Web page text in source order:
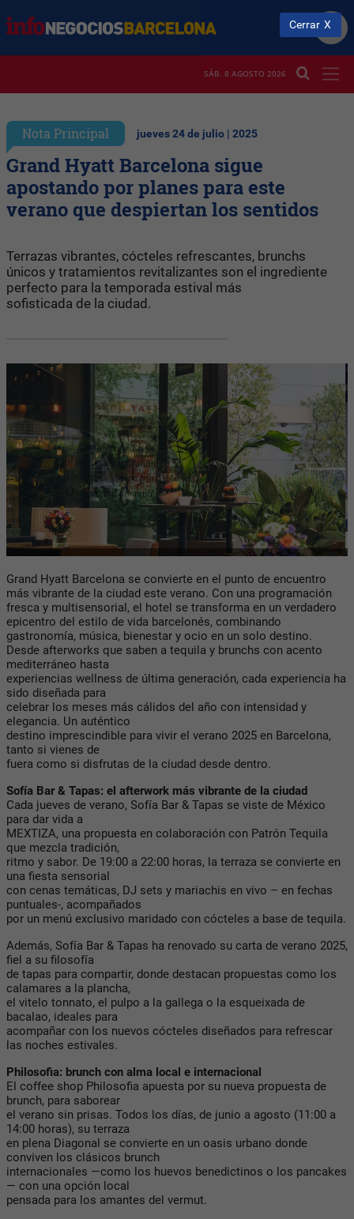
SÁB. 8 AGOSTO 2026
Nota Principal jueves 24 de julio | 2025
Grand Hyatt Barcelona sigue
apostando por planes para este
verano que despiertan los sentidos
Terrazas vibrantes, cócteles refrescantes, brunchs
únicos y tratamientos revitalizantes son el ingrediente
perfecto para la temporada estival más
sofisticada de la ciudad.
Grand Hyatt Barcelona se convierte en el punto de encuentro
más vibrante de la ciudad este verano. Con una programación
fresca y multisensorial, el hotel se transforma en un verdadero
epicentro del estilo de vida barcelonés, combinando
gastronomía, música, bienestar y ocio en un solo destino.
Desde afterworks que saben a tequila y brunchs con acento
mediterráneo hasta
experiencias wellness de última generación, cada experiencia ha
sido diseñada para
celebrar los meses más cálidos del año con intensidad y
elegancia. Un auténtico
destino imprescindible para vivir el verano 2025 en Barcelona,
tanto si vienes de
fuera como si disfrutas de la ciudad desde dentro.
Sofía Bar & Tapas: el afterwork más vibrante de la ciudad
Cada jueves de verano, Sofía Bar & Tapas se viste de México
para dar vida a
MEXTIZA, una propuesta en colaboración con Patrón Tequila
que mezcla tradición,
ritmo y sabor. De 19:00 a 22:00 horas, la terraza se convierte en
una fiesta sensorial
con cenas temáticas, DJ sets y mariachis en vivo – en fechas
puntuales-, acompañados
por un menú exclusivo maridado con cócteles a base de tequila.
Además, Sofía Bar & Tapas ha renovado su carta de verano 2025,
fiel a su filosofía
de tapas para compartir, donde destacan propuestas como los
calamares a la plancha,
el vitelo tonnato, el pulpo a la gallega o la esqueixada de
bacalao, ideales para
acompañar con los nuevos cócteles diseñados para refrescar
las noches estivales.
Philosofia: brunch con alma local e internacional
El coffee shop Philosofia apuesta por su nueva propuesta de
brunch, para saborear
el verano sin prisas. Todos los días, de junio a agosto (11:00 a
14:00 horas), su terraza
en plena Diagonal se convierte en un oasis urbano donde
conviven los clásicos brunch
internacionales —como los huevos benedictinos o los pancakes
— con una opción local
pensada para los amantes del vermut.
Cerrar